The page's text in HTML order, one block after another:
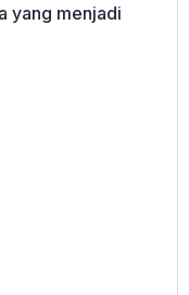
yang menjadi